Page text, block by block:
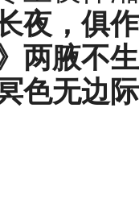
夜，俱
两腋不
色无边